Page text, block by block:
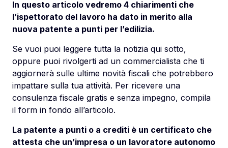
In questo articolo vedremo 4 chiarimenti che
l’ispettorato del lavoro ha dato in merito alla
nuova patente a punti per l’edilizia.
Se vuoi puoi leggere tutta la notizia qui sotto,
oppure puoi rivolgerti ad un commercialista che ti
aggiornerà sulle ultime novità fiscali che potrebbero
impattare sulla tua attività. Per ricevere una
consulenza fiscale gratis e senza impegno, compila
il form in fondo all’articolo.
La patente a punti o a crediti è un certificato che
attesta che un’impresa o un lavoratore autonomo